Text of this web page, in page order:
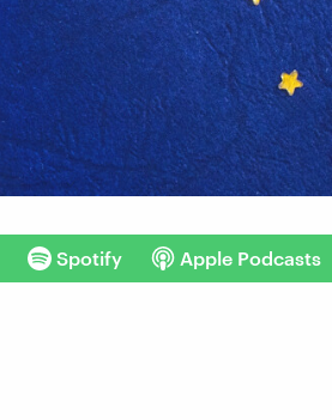
Spotify Apple Podcasts